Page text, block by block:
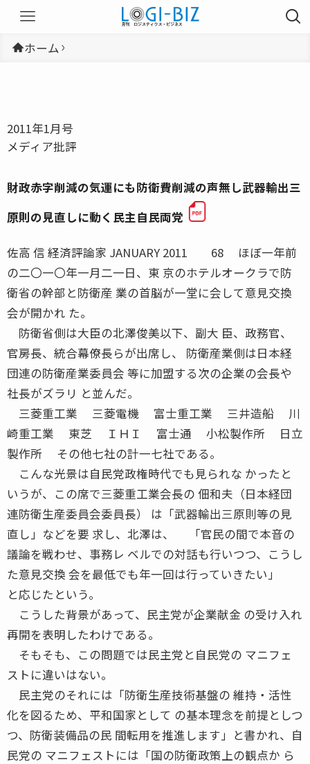
ホーム
2011年1月号
メディア批評
財政赤字削減の気運にも防衛費削減の声無し武器輸出三
原則の見直しに動く民主自民両党
佐高 信 経済評論家 JANUARY 2011 68 ほぼ一年前
の二〇一〇年一月二一日、東 京のホテルオークラで防
衛省の幹部と防衛産 業の首脳が一堂に会して意見交換
会が開かれ た。
防衛省側は大臣の北澤俊美以下、副大 臣、政務官、
官房長、統合幕僚長らが出席し、 防衛産業側は日本経
団連の防衛産業委員会 等に加盟する次の企業の会長や
社長がズラリ と並んだ。
三菱重工業 三菱電機 富士重工業 三井造船 川
崎重工業 東芝 ＩＨＩ 富士通 小松製作所 日立
製作所 その他七社の計一七社である。
こんな光景は自民党政権時代でも見られな かったと
いうが、この席で三菱重工業会長の 佃和夫（日本経団
連防衛生産委員会委員長） は「武器輸出三原則等の見
直し」などを要 求し、北澤は、 「官民の間で本音の
議論を戦わせ、事務レ ベルでの対話も行いつつ、こうし
た意見交換 会を最低でも年一回は行っていきたい」
と応じたという。
こうした背景があって、民主党が企業献金 の受け入れ
再開を表明したわけである。
そもそも、この問題では民主党と自民党の マニフェ
ストに違いはない。
民主党のそれには「防衛生産技術基盤の 維持・活性
化を図るため、平和国家として の基本理念を前提としつ
つ、防衛装備品の民 間転用を推進します」と書かれ、自
民党の マニフェストには「国の防衛政策上の観点か ら